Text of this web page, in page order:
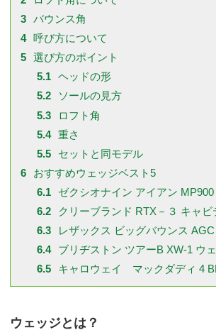
3 バウンス角
4 呼び方について
5 選び方のポイント
5.1
ヘッドの形
5.2
ソールの見方
5.3
ロフト角
5.4
重さ
5.5
セットと同モデル
6
おすすめウェッジベスト5
6.1
ゼクシオナイン アイアン MP900
6.2
クリーブランド RTX－３ キャビ
6.3
レザックス ビッグバウンス AGC
6.4
ブリヂストン ツアーB XW-1 ウ
6.5
キャロウェイ マックダディ 4
ウェッジとは？